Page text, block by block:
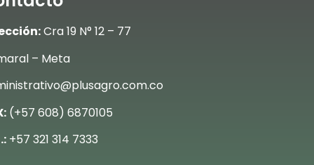
Cra 19 N° 12 – 77
– Meta
(+57 608) 6870105
+57 321 314 7333